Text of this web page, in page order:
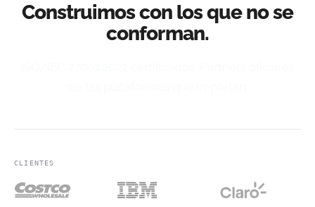
Construimos con los que no se
conforman.
CLIENTES